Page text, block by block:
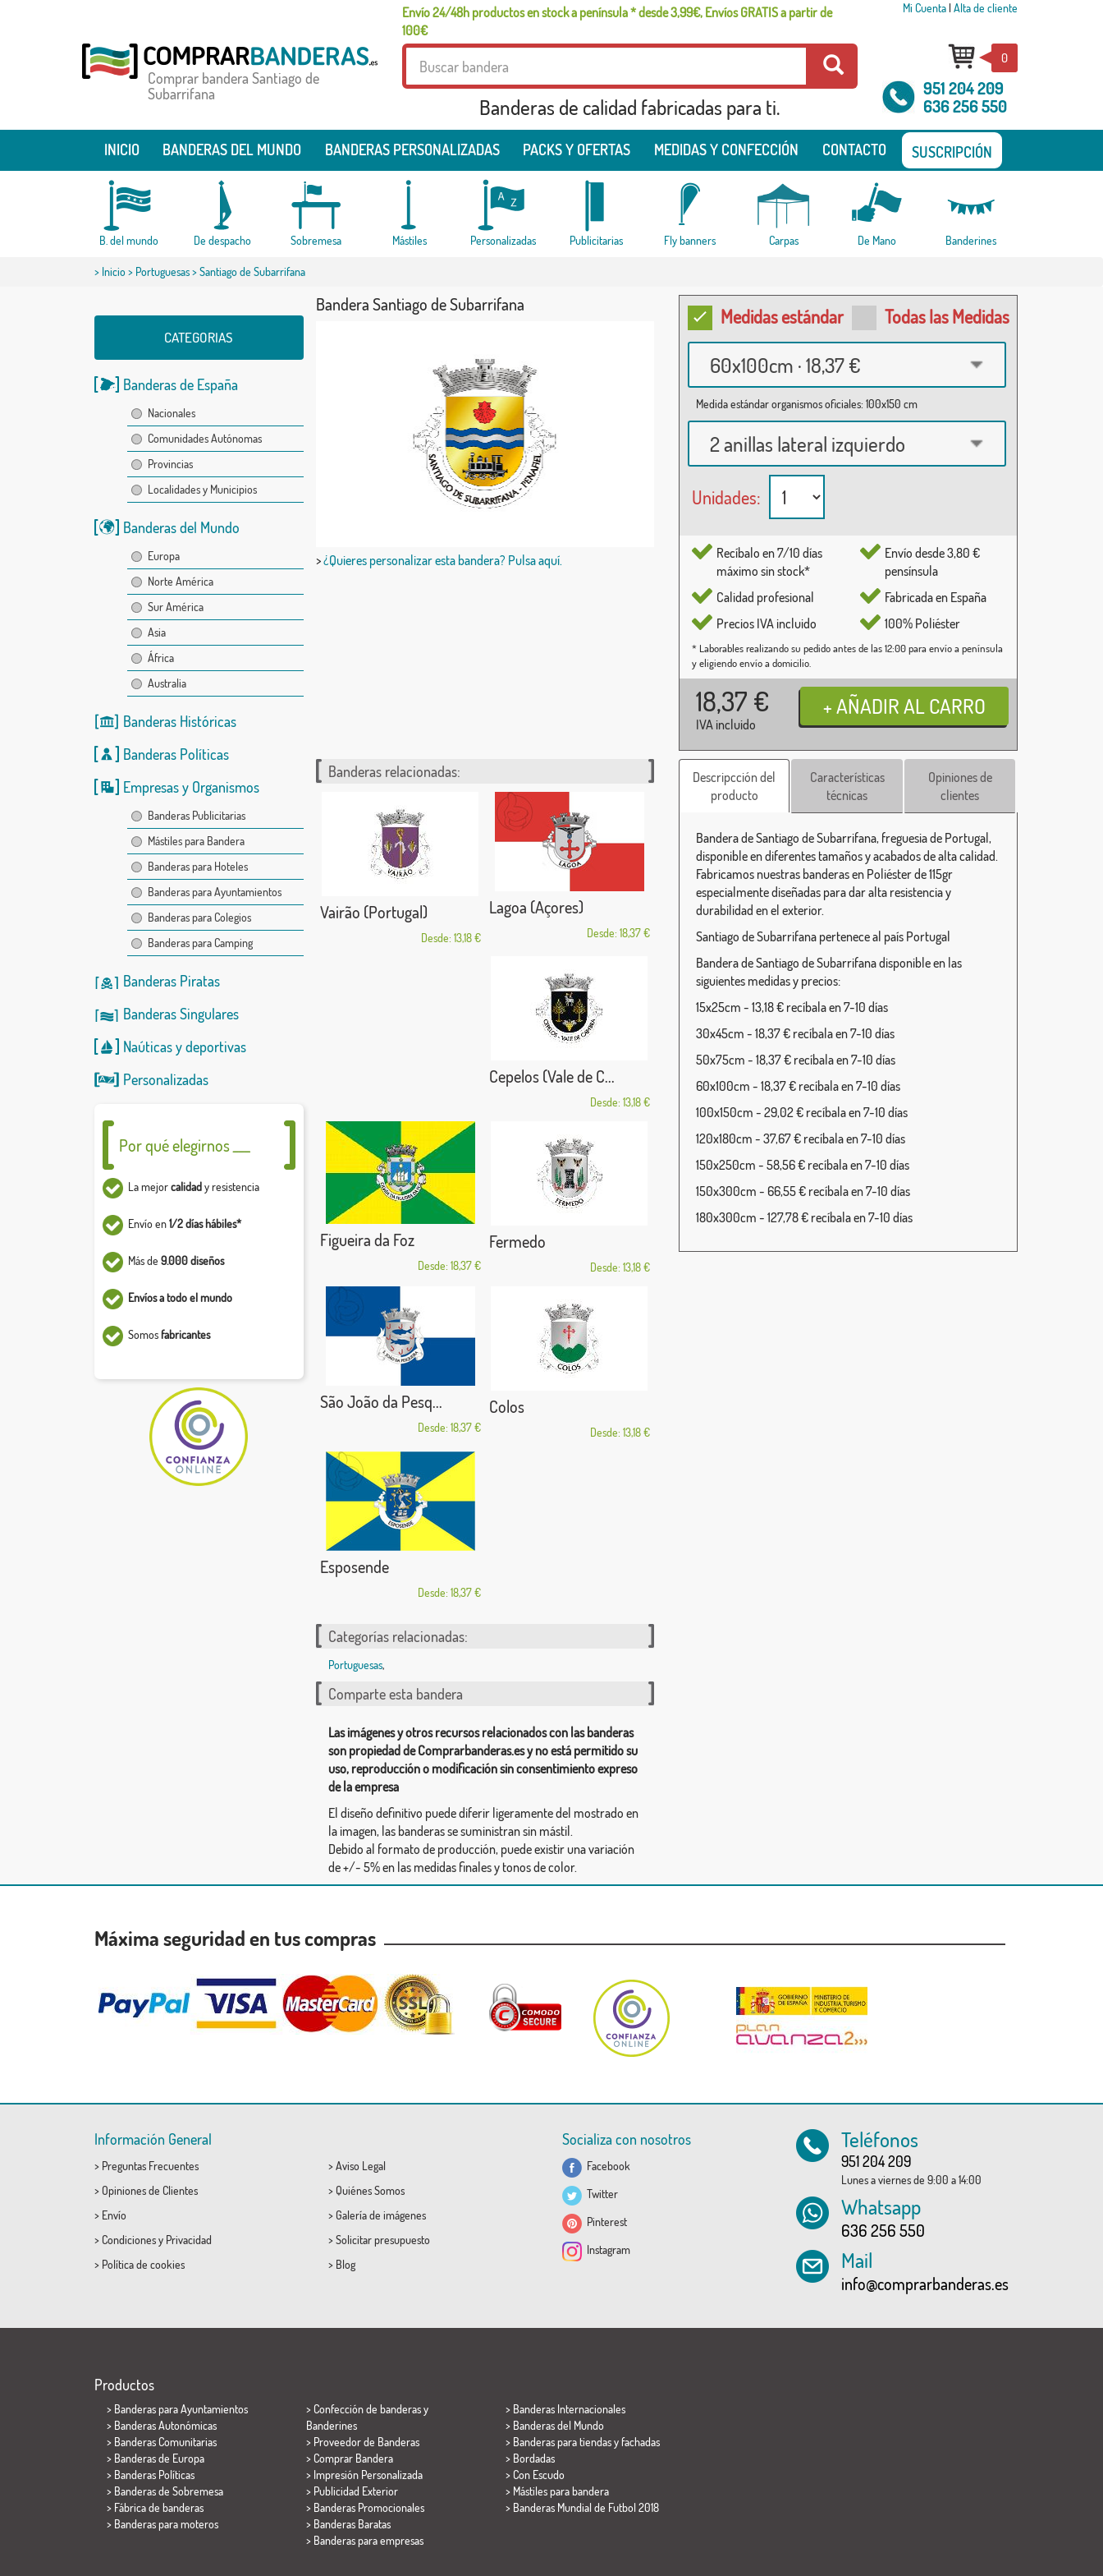
Envío 24/48h productos en stock a península * desde 3,99€, Envíos GRATIS a partir de
100€
Mi Cuenta| Alta de cliente
Comprar bandera Santiago de
Subarrifana
Banderas de calidad fabricadas para ti.
0
951 204 209
636 256 550
INICIO BANDERAS DEL MUNDO BANDERAS PERSONALIZADAS PACKS Y OFERTAS MEDIDAS Y CONFECCIÓN CONTACTO SUSCRIPCIÓN
B. del mundo De despacho Sobremesa Mástiles Personalizadas Publicitarias Fly banners Carpas De Mano Banderines
> Inicio> Portuguesas> Santiago de Subarrifana
CATEGORIAS
Banderas de España
Nacionales
Comunidades Autónomas
Provincias
Localidades y Municipios
Banderas del Mundo
Europa
Norte América
Sur América
Asia
África
Australia
Banderas Históricas
Banderas Políticas
Empresas y Organismos
Banderas Publicitarias
Mástiles para Bandera
Banderas para Hoteles
Banderas para Ayuntamientos
Banderas para Colegios
Banderas para Camping
Banderas Piratas
Banderas Singulares
Naúticasydeportivas
Personalizadas
Por qué elegirnos ___
La mejorcalidady resistencia
Envío en1/2 días hábiles*
Más de 9.000 diseños
Envíos a todo el mundo
Somosfabricantes
Bandera Santiago de Subarrifana
>¿Quieres personalizar esta bandera? Pulsa aquí.
Medidas estándar Todas las Medidas
60x100cm · 18,37 €
Medida estándar organismos oficiales: 100x150 cm
2 anillas lateral izquierdo
Unidades:
Recíbalo en 7/10 días
máximo sin stock*
Calidad profesional
Precios IVA incluido
Envío desde 3,80 €
pensínsula
Fabricada en España
100% Poliéster
* Laborables realizando su pedido antes de las 12:00 para envío a península
y eligiendo envío a domicilio.
18,37 €
IVA incluido
Banderas relacionadas:
Vairão (Portugal)
Desde: 13,18 €
Lagoa (Açores)
Desde: 18,37 €
Cepelos (Vale de C...
Desde: 13,18 €
Figueira da Foz
Desde: 18,37 €
Fermedo
Desde: 13,18 €
São João da Pesq...
Desde: 18,37 €
Colos
Desde: 13,18 €
Esposende
Desde: 18,37 €
Categorías relacionadas:
Portuguesas,
Comparte esta bandera
Las imágenes y otros recursos relacionados con las banderas
son propiedad de Comprarbanderas.es y no está permitido su
uso, reproducción o modificación sin consentimiento expreso
de la empresa
El diseño definitivo puede diferir ligeramente del mostrado en
la imagen, las banderas se suministran sin mástil.
Debido al formato de producción, puede existir una variación
de +/- 5% en las medidas finales y tonos de color.
Descripcción del
producto
Características
técnicas
Opiniones de
clientes
Bandera de Santiago de Subarrifana, freguesia de Portugal,
disponible en diferentes tamaños y acabados de alta calidad.
Fabricamos nuestras banderas en Poliéster de 115gr
especialmente diseñadas para dar alta resistencia y
durabilidad en el exterior.
Santiago de Subarrifana pertenece al país Portugal
Bandera de Santiago de Subarrifana disponible en las
siguientes medidas y precios:
15x25cm - 13,18 € recíbala en 7-10 días
30x45cm - 18,37 € recíbala en 7-10 días
50x75cm - 18,37 € recíbala en 7-10 días
60x100cm - 18,37 € recíbala en 7-10 días
100x150cm - 29,02 € recíbala en 7-10 días
120x180cm - 37,67 € recíbala en 7-10 días
150x250cm - 58,56 € recíbala en 7-10 días
150x300cm - 66,55 € recíbala en 7-10 días
180x300cm - 127,78 € recíbala en 7-10 días
Máxima seguridad en tus compras
Información General
> Preguntas Frecuentes
> Opiniones de Clientes
> Envío
> Condicionesy Privacidad
> Política de cookies
> Aviso Legal
> Quiénes Somos
> Galería de imágenes
> Solicitar presupuesto
> Blog
Socializa con nosotros
Facebook
Twitter
Pinterest
Instagram
Teléfonos
951 204 209
Lunes a viernes de 9:00 a 14:00
Whatsapp
636 256 550
Mail
info@comprarbanderas.es
Productos
> Banderas para Ayuntamientos
> Banderas Autonómicas
> Banderas Comunitarias
> Banderas de Europa
> Banderas Políticas
> Banderas de Sobremesa
> Fábrica de banderas
> Banderas para moteros
> Confección de banderas y
Banderines
> Proveedor de Banderas
> Comprar Bandera
> Impresión Personalizada
> Publicidad Exterior
> Banderas Promocionales
> Banderas Baratas
> Banderas para empresas
> Banderas Internacionales
> Banderas del Mundo
> Banderas para tiendas y fachadas
> Bordadas
> Con Escudo
> Mástiles para bandera
> Banderas Mundial de Futbol 2018